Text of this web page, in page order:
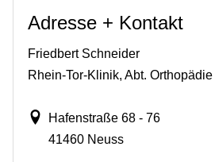
Adresse + Kontakt
Friedbert Schneider
Rhein-Tor-Klinik, Abt. Orthopädie
Hafenstraße 68 - 76
41460 Neuss